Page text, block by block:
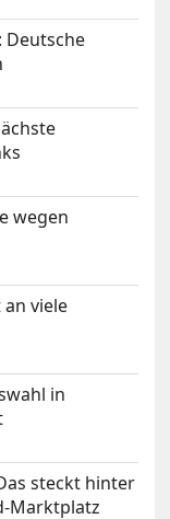
Deutsche
wegen
an viele
in
steckt hinter
Marktplatz